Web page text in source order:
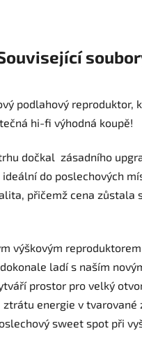
podlahový reproduktor,
hi-fi výhodná koupě!
dočkal zásadního
do poslechových
přičemž cena
výškovým
ladí s naším
prostor pro velký
energie v
sweet spot při